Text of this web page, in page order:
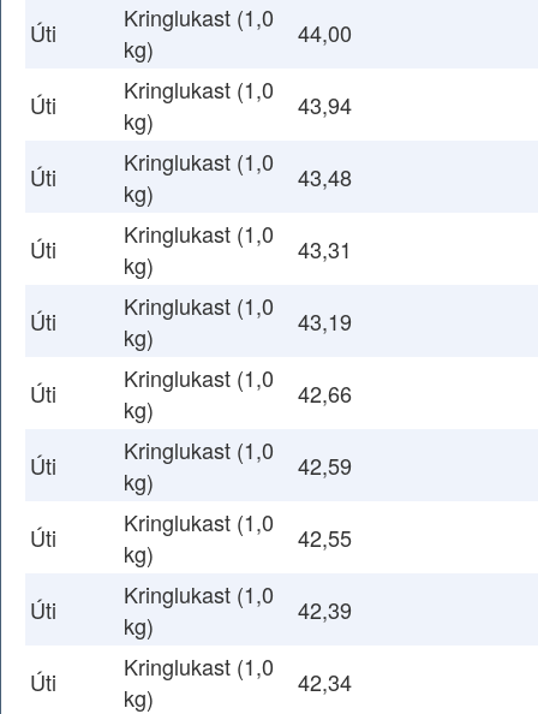
Úti
Kringlukast (1,0
kg)
44,00
Úti
Kringlukast (1,0
kg)
43,94
Úti
Kringlukast (1,0
kg)
43,48
Úti
Kringlukast (1,0
kg)
43,31
Úti
Kringlukast (1,0
kg)
43,19
Úti
Kringlukast (1,0
kg)
42,66
Úti
Kringlukast (1,0
kg)
42,59
Úti
Kringlukast (1,0
kg)
42,55
Úti
Kringlukast (1,0
kg)
42,39
Úti
Kringlukast (1,0
kg)
42,34